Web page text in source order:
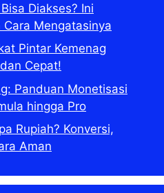
Diakses? Ini
Mengatasinya
Pintar Kemenag
Cepat!
Panduan Monetisasi
hingga Pro
Rupiah? Konversi,
Aman